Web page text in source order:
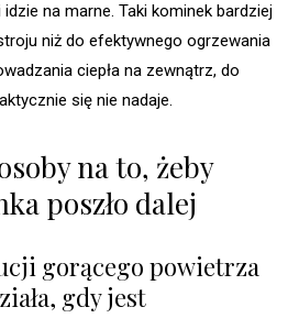
na marne. Taki kominek bardziej
niż do efektywnego ogrzewania
ciepła na zewnątrz, do
się nie nadaje.
na to, żeby
poszło dalej
gorącego powietrza
gdy jest